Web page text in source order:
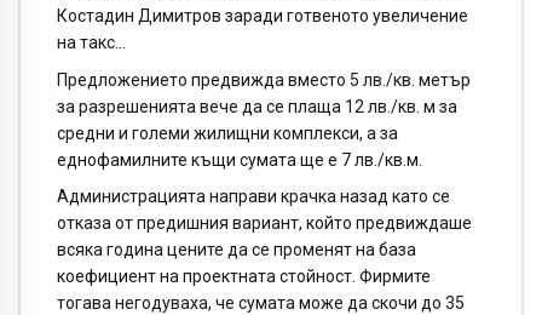
Костадин Димитров заради готвеното увеличение
на такс…
Предложението предвижда вместо 5 лв./кв. метър
за разрешенията вече да се плаща 12 лв./кв. м за
средни и големи жилищни комплекси, а за
еднофамилните къщи сумата ще е 7 лв./кв.м.
Администрацията направи крачка назад като се
отказа от предишния вариант, който предвиждаше
всяка година цените да се променят на база
коефициент на проектната стойност. Фирмите
тогава негодуваха, че сумата може да скочи до 35